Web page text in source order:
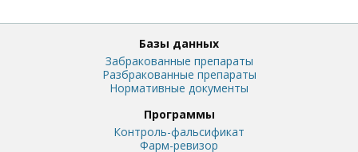
Базы данных
Забракованные препараты
Разбракованные препараты
Нормативные документы
Программы
Контроль-фальсификат
Фарм-ревизор